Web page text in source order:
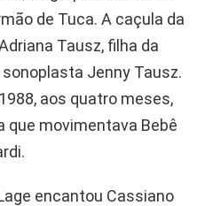
de Tuca. A caçula da
Tausz, filha da
Jenny Tausz.
aos quatro meses,
que movimentava Bebê
encantou Cassiano